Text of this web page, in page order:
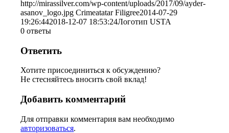
http://mirassilver.com/wp-content/uploads/2017/09/ayder-
asanov_logo.jpg Crimeatatar Filigree2014-07-29
19:26:442018-12-07 18:53:24Логотип USTA
0 ответы
Ответить
Хотите присоединиться к обсуждению?
Не стесняйтесь вносить свой вклад!
Добавить комментарий
Для отправки комментария вам необходимо
авторизоваться.